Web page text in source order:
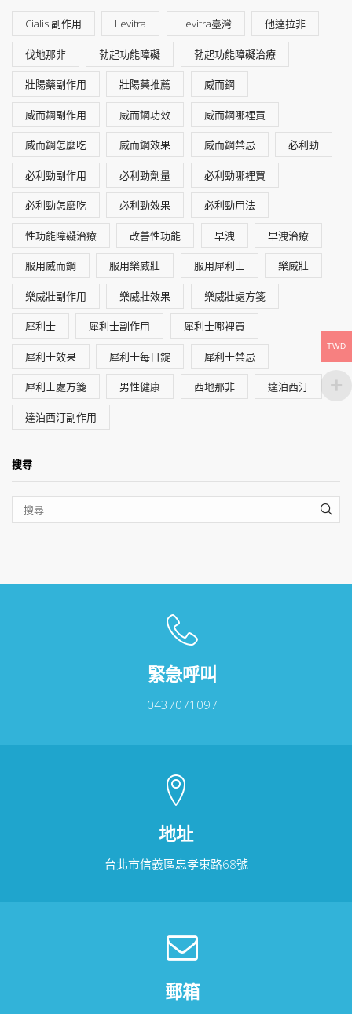
Cialis 副作用 Levitra Levitra臺灣 他達拉非
伐地那非 勃起功能障礙 勃起功能障礙治療
壯陽藥副作用 壯陽藥推薦 威而鋼
威而鋼副作用 威而鋼功效 威而鋼哪裡買
威而鋼怎麼吃 威而鋼效果 威而鋼禁忌 必利勁
必利勁副作用 必利勁劑量 必利勁哪裡買
必利勁怎麼吃 必利勁效果 必利勁用法
性功能障礙治療 改善性功能 早洩 早洩治療
服用威而鋼 服用樂威壯 服用犀利士 樂威壯
樂威壯副作用 樂威壯效果 樂威壯處方箋
犀利士 犀利士副作用 犀利士哪裡買
犀利士效果 犀利士每日錠 犀利士禁忌
犀利士處方箋 男性健康 西地那非 達泊西汀
達泊西汀副作用
搜尋
緊急呼叫
0437071097
地址
台北市信義區忠孝東路68號
郵箱
TWD